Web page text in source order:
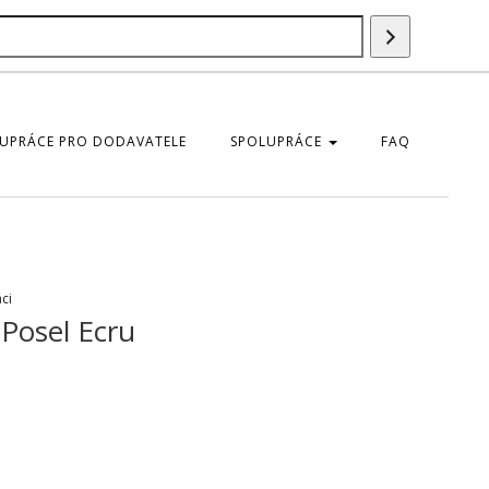
PRO DODAVATELE SPOLUPRÁCE FAQ
Ecru